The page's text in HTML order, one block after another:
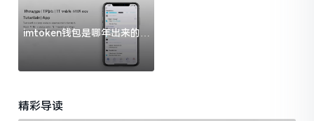
imtoken钱包是哪年出来的？
一文给你说清楚
精彩导读